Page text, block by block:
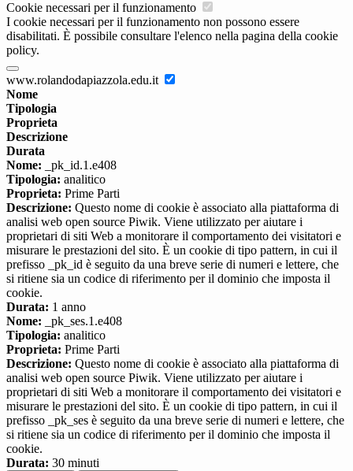
Cookie necessari per il funzionamento
I cookie necessari per il funzionamento non possono essere
disabilitati. È possibile consultare l'elenco nella pagina della cookie
policy.
www.rolandodapiazzola.edu.it
Nome
Tipologia
Proprieta
Descrizione
Durata
Nome: _pk_id.1.e408
Tipologia: analitico
Proprieta: Prime Parti
Descrizione: Questo nome di cookie è associato alla piattaforma di
analisi web open source Piwik. Viene utilizzato per aiutare i
proprietari di siti Web a monitorare il comportamento dei visitatori e
misurare le prestazioni del sito. È un cookie di tipo pattern, in cui il
prefisso _pk_id è seguito da una breve serie di numeri e lettere, che
si ritiene sia un codice di riferimento per il dominio che imposta il
cookie.
Durata: 1 anno
Nome: _pk_ses.1.e408
Tipologia: analitico
Proprieta: Prime Parti
Descrizione: Questo nome di cookie è associato alla piattaforma di
analisi web open source Piwik. Viene utilizzato per aiutare i
proprietari di siti Web a monitorare il comportamento dei visitatori e
misurare le prestazioni del sito. È un cookie di tipo pattern, in cui il
prefisso _pk_ses è seguito da una breve serie di numeri e lettere, che
si ritiene sia un codice di riferimento per il dominio che imposta il
cookie.
Durata: 30 minuti